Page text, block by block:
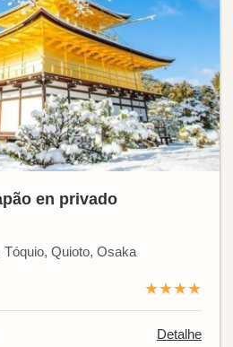
en privado
Quioto, Osaka
★★★★
Detalhe